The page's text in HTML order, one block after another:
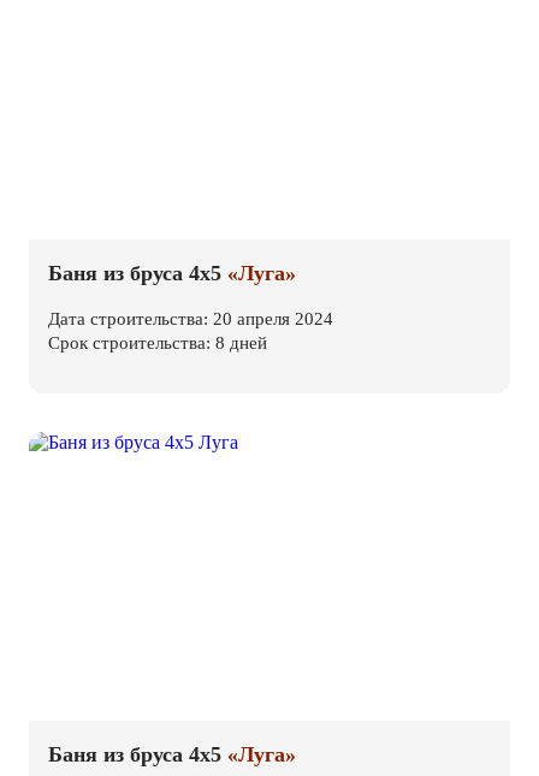
Баня из бруса 4х5 «Луга»
Дата строительства: 20 апреля 2024
Срок строительства: 8 дней
Баня из бруса 4х5 «Луга»